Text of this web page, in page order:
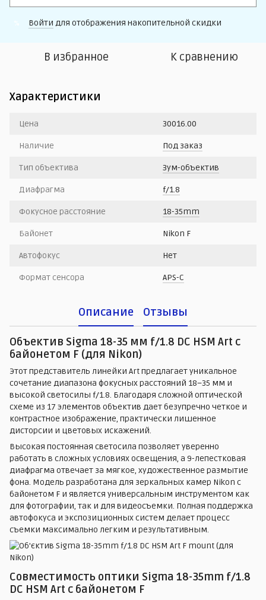
Войти для отображения накопительной скидки
В избранное К сравнению
Характеристики
Цена 30016.00
Наличие Под заказ
Тип объектива Зум-объектив
Диафрагма f/1.8
Фокусное расстояние 18-35mm
Байонет Nikon F
Автофокус Нет
Формат сенсора APS-C
Описание Отзывы
Объектив Sigma 18-35 мм f/1.8 DC HSM Art с
байонетом F (для Nikon)
Этот представитель линейки Art предлагает уникальное
сочетание диапазона фокусных расстояний 18–35 мм и
высокой светосилы f/1.8. Благодаря сложной оптической
схеме из 17 элементов объектив дает безупречно четкое и
контрастное изображение, практически лишенное
дисторсии и цветовых искажений.
Высокая постоянная светосила позволяет уверенно
работать в сложных условиях освещения, а 9-лепестковая
диафрагма отвечает за мягкое, художественное размытие
фона. Модель разработана для зеркальных камер Nikon с
байонетом F и является универсальным инструментом как
для фотографии, так и для видеосъемки. Полная поддержка
автофокуса и экспозиционных систем делает процесс
съемки максимально легким и результативным.
Совместимость оптики Sigma 18-35mm f/1.8
DC HSM Art с байонетом F